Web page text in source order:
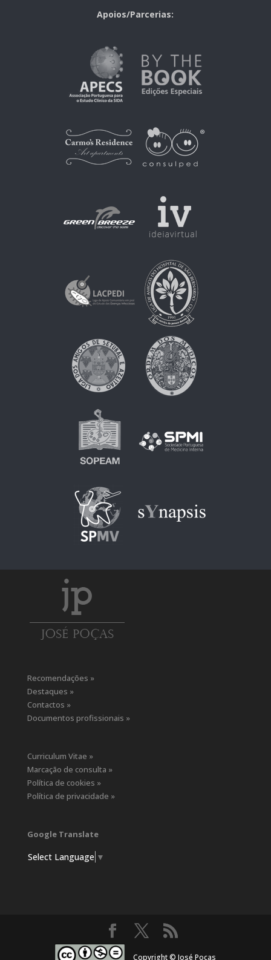
Apoios/Parcerias:
Recomendações »
Destaques »
Contactos »
Documentos profissionais »
Curriculum Vitae »
Marcação de consulta »
Política de cookies »
Política de privacidade »
Google Translate
Select Language ▼
Copyright © José Poças